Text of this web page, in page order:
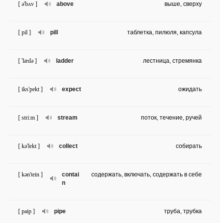
above
[ ə'bʌv ] выше, сверху
pill
[ pil ] таблетка, пилюля, капсула
ladder
[ 'lædə ] лестница, стремянка
expect
[ iks'pekt ] ожидать
stream
[ stri:m ] поток, течение, ручей
collect
[ kə'lekt ] собирать
contai
n
[ kən'tein ] содержать, включать, содержать в себе
pipe
[ paip ] труба, трубка